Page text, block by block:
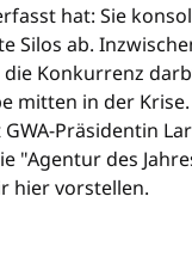
hat: Sie
Silos ab.
die Konkurrenz
mitten in der
Präsidentin
"Agentur des
hier vorstellen.